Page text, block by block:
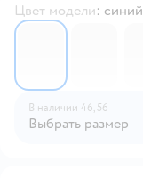
Цвет модели: синий
3908461
В наличии 46, 56
Выбрать размер